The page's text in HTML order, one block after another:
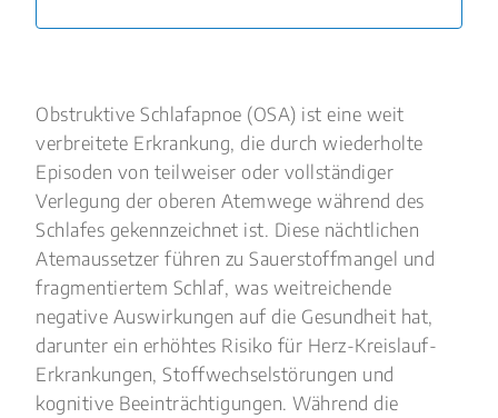
Obstruktive Schlafapnoe (OSA) ist eine weit
verbreitete Erkrankung, die durch wiederholte
Episoden von teilweiser oder vollständiger
Verlegung der oberen Atemwege während des
Schlafes gekennzeichnet ist. Diese nächtlichen
Atemaussetzer führen zu Sauerstoffmangel und
fragmentiertem Schlaf, was weitreichende
negative Auswirkungen auf die Gesundheit hat,
darunter ein erhöhtes Risiko für Herz-Kreislauf-
Erkrankungen, Stoffwechselstörungen und
kognitive Beeinträchtigungen. Während die